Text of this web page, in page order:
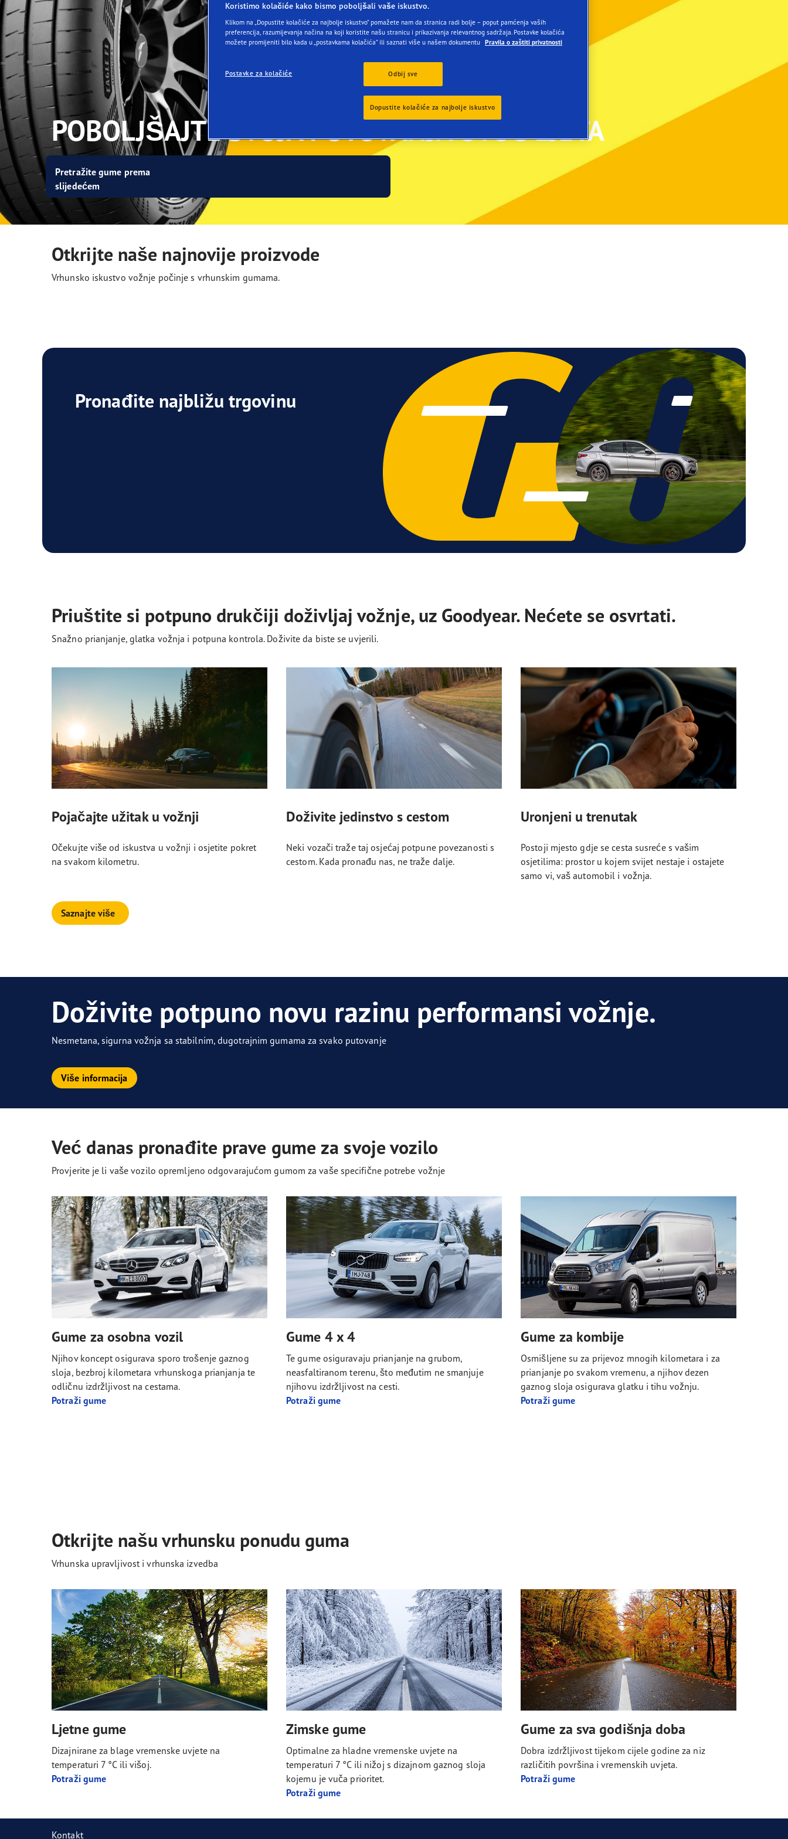
Briga o gumama
Goodyear Blimp UltraGrip Performance 3
POBOLJŠAJTE SVOJA PUTOVANJA OVOG LJETA
Pretražite gume prema
slijedećem
Otkrijte naše najnovije proizvode
Vrhunsko iskustvo vožnje počinje s vrhunskim gumama.
Pronađite najbližu trgovinu
Priuštite si potpuno drukčiji doživljaj vožnje, uz Goodyear. Nećete se osvrtati.
Snažno prianjanje, glatka vožnja i potpuna kontrola. Doživite da biste se uvjerili.
Pojačajte užitak u vožnji
Očekujte više od iskustva u vožnji i osjetite pokret
na svakom kilometru.
Doživite jedinstvo s cestom
Neki vozači traže taj osjećaj potpune povezanosti s
cestom. Kada pronađu nas, ne traže dalje.
Uronjeni u trenutak
Postoji mjesto gdje se cesta susreće s vašim
osjetilima: prostor u kojem svijet nestaje i ostajete
samo vi, vaš automobil i vožnja.
Saznajte više
Doživite potpuno novu razinu performansi vožnje.
Nesmetana, sigurna vožnja sa stabilnim, dugotrajnim gumama za svako putovanje
Više informacija
Već danas pronađite prave gume za svoje vozilo
Provjerite je li vaše vozilo opremljeno odgovarajućom gumom za vaše specifične potrebe vožnje
Gume za osobna vozil
Njihov koncept osigurava sporo trošenje gaznog
sloja, bezbroj kilometara vrhunskoga prianjanja te
odličnu izdržljivost na cestama.
Potraži gume
Gume 4 x 4
Te gume osiguravaju prianjanje na grubom,
neasfaltiranom terenu, što međutim ne smanjuje
njihovu izdržljivost na cesti.
Potraži gume
Gume za kombije
Osmišljene su za prijevoz mnogih kilometara i za
prianjanje po svakom vremenu, a njihov dezen
gaznog sloja osigurava glatku i tihu vožnju.
Potraži gume
Otkrijte našu vrhunsku ponudu guma
Vrhunska upravljivost i vrhunska izvedba
Ljetne gume
Dizajnirane za blage vremenske uvjete na
temperaturi 7 °C ili višoj.
Potraži gume
Zimske gume
Optimalne za hladne vremenske uvjete na
temperaturi 7 °C ili nižoj s dizajnom gaznog sloja
kojemu je vuča prioritet.
Potraži gume
Gume za sva godišnja doba
Dobra izdržljivost tijekom cijele godine za niz
različitih površina i vremenskih uvjeta.
Potraži gume
Kontakt
Koristimo kolačiće kako bismo poboljšali vaše iskustvo.
Klikom na „Dopustite kolačiće za najbolje iskustvo” pomažete nam da stranica radi bolje – poput pamćenja vaših
preferencija, razumijevanja načina na koji koristite našu stranicu i prikazivanja relevantnog sadržaja. Postavke kolačića
možete promijeniti bilo kada u „postavkama kolačića” ili saznati više u našem dokumentu Pravila o zaštiti privatnosti
Postavke za kolačiće Odbij sve
Dopustite kolačiće za najbolje iskustvo